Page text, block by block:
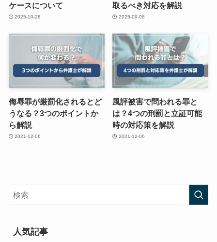
ケースについて
2025-10-28
取るべき対応を解説
2025-09-08
侮辱罪が厳罰化されるとど
うなる？3つのポイントか
ら解説
2021-12-06
風評被害で問われる罪と
は？4つの刑罰と立証可能
時の対応策を解説
2021-12-06
人気記事